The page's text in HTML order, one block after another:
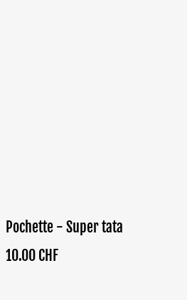
Pochette - Super tata
10.00 CHF